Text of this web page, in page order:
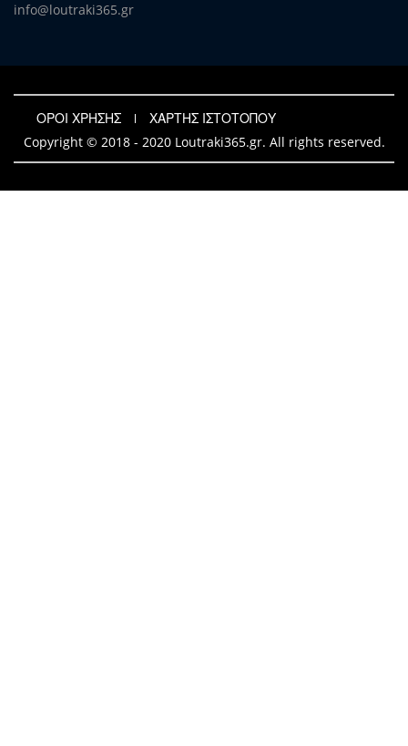
info@loutraki365.gr
ΟΡΟΙ ΧΡΗΣΗΣ
ΧΑΡΤΗΣ ΙΣΤΟΤΟΠΟΥ
Copyright © 2018 - 2020 Loutraki365.gr. All rights reserved.